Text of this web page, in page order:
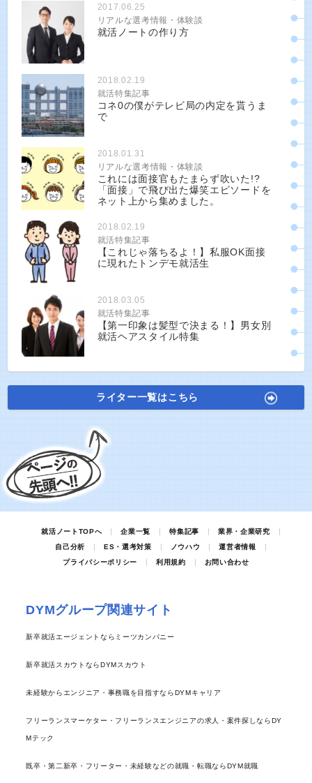
2017.06.25
リアルな選考情報・体験談
就活ノートの作り方
2018.02.19
就活特集記事
コネ0の僕がテレビ局の内定を貰うま
で
2018.01.31
リアルな選考情報・体験談
これには面接官もたまらず吹いた!?
「面接」で飛び出た爆笑エピソードを
ネット上から集めました。
2018.02.19
就活特集記事
【これじゃ落ちるよ！】私服OK面接
に現れたトンデモ就活生
2018.03.05
就活特集記事
【第一印象は髪型で決まる！】男女別
就活ヘアスタイル特集
ライター一覧はこちら
就活ノートTOPへ 企業一覧 特集記事
業界・企業研究
自己分析
ES・選考対策 ノウハウ
運営者情報
プライバシーポリシー
利用規約 お問い合わせ
DYMグループ関連サイト
新卒就活エージェントならミーツカンパニー
新卒就活スカウトならDYMスカウト
未経験からエンジニア・事務職を目指すならDYMキャリア
フリーランスマーケター・フリーランスエンジニアの求人・案件探しならDY
Mテック
既卒・第二新卒・フリーター・未経験などの就職・転職ならDYM就職